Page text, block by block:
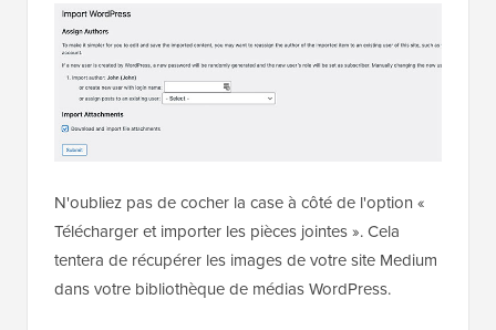
N'oubliez pas de cocher la case à côté de l'option «
Télécharger et importer les pièces jointes ». Cela
tentera de récupérer les images de votre site Medium
dans votre bibliothèque de médias WordPress.